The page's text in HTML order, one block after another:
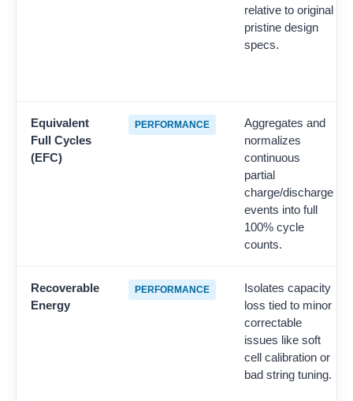
relative to original
pristine design
specs.
Equivalent
Full Cycles
(EFC)
PERFORMANCE
Aggregates and
normalizes
continuous
partial
charge/discharge
events into full
100% cycle
counts.
Recoverable
Energy
PERFORMANCE
Isolates capacity
loss tied to minor
correctable
issues like soft
cell calibration or
bad string tuning.